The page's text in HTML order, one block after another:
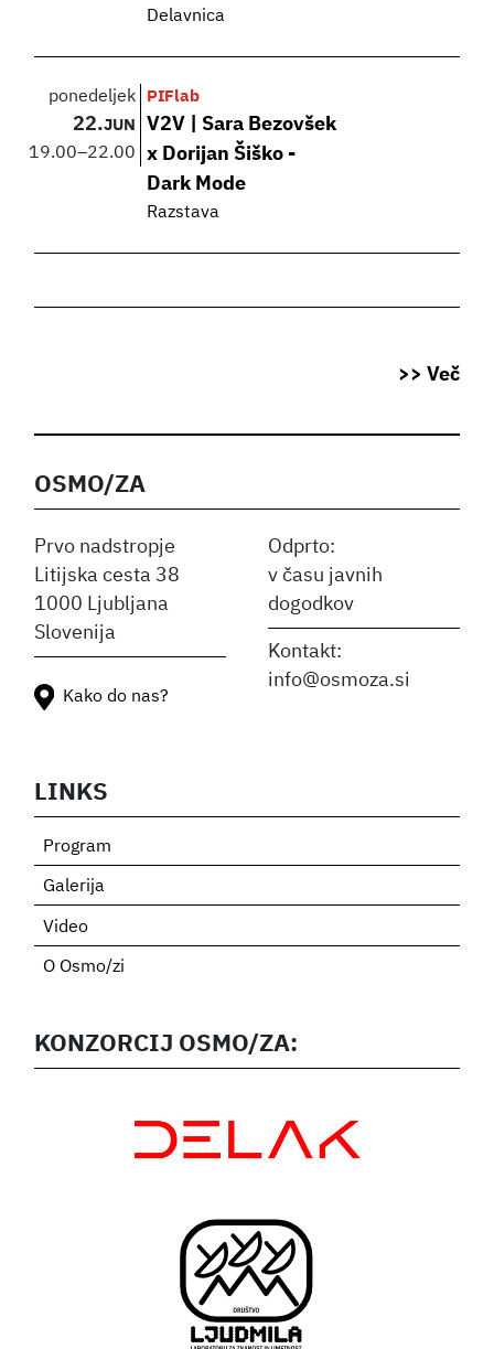
Delavnica
ponedeljek
22.JUN
19.00–22.00
PIFlab
V2V | Sara Bezovšek
x Dorijan Šiško -
Dark Mode
Razstava
>> Več
OSMO/ZA
Prvo nadstropje
Litijska cesta 38
1000 Ljubljana
Slovenija
Odprto:
v času javnih
dogodkov
Kontakt:
info@osmoza.si
LINKS
Program
Galerija
Video
O Osmo/zi
KONZORCIJ OSMO/ZA:
Kako do nas?